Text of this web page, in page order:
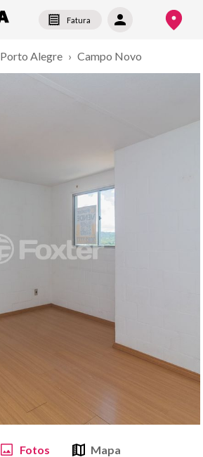
Fatura
Porto Alegre › Campo Novo
Fotos Mapa